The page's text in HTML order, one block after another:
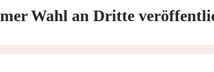
Wahl an Dritte